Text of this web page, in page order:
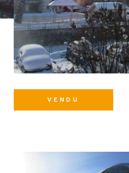
VENDU